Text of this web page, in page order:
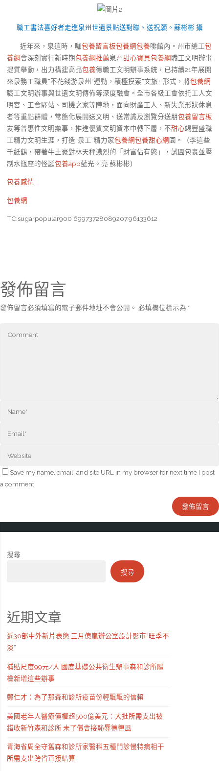
職工書法喜好者走進泉州世遺景點送對聯、送祝願。蘇彬彬 攝
近年來，泉這時，咖包養留言板包養網包養啡館內。州市總工包
養網會深刻實行新時期包養網推薦泉州甜心寶貝包養網職工文明辦事
提質舉動，出力構建高品包養德職工文明辦事系統，已持續21年展開
來泉務工職員“不花錢游泉州”運動，積極摸索“文旅+”形式，將包養網
職工文明辦事與世遺文明傳佈等深度融會。全市各級工會依托工人文
明宮、工會驛站、司機之家等陣地，面向財產工人、新失業形狀休息
者等重點群體，常態化展開送文明、送常識及瀏覽分送朋包養留言板
友等普惠性文明辦事，推進優質文明資本中轉下層，不甜心竭豐盛職
工精力文明生涯，打造“泉工”精力家包養網包養甜心網園。（李這些
千紙鶴，帶著牛土豪對林天秤濃烈的「財富佔有慾」，試圖包裹並壓
制水瓶座的怪誕包養app藍光。亮 蘇彬彬）
包養感情
包養網
TC:sugarpopular900 69973728089207.96133612
發佈留言
發佈留言必須填寫的電子郵件地址不會公開。 必填欄位標示為 *
Save my name, email, and site URL in my browser for next time I post
a comment.
搜尋
搜尋
近期文章
近30部中外新片表態 三月億嵐辦公室設計影市“旺季不
淡”
補貼尺度99元/人 國度基礎公共衛生辦事森和診所體
檢新增這些辦事
鄭仁才：為了那森和診所疫苗份輕飄飄的信賴
美國老年人醫療債權超500億美元：大批所需支出被
錯收新竹森和診所 未了償會接恥辱德律風
青海省周全守舊森和診所家醫科五種門診慢特病相干
所需支出跨省直接結算